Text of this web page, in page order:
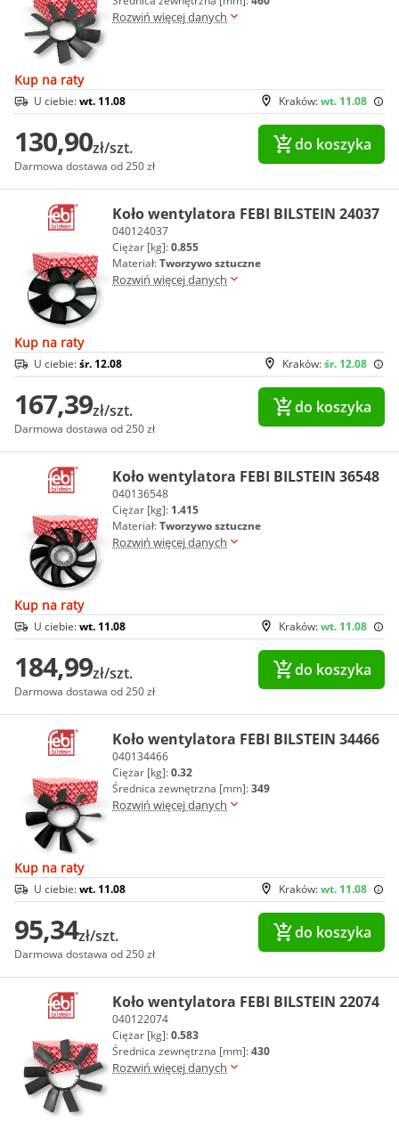
Rozwiń więcej danych
Kup na raty
Kraków:wt. 11.08
U ciebie:wt. 11.08
130,90zł/szt.
Darmowa dostawa od 250 zł
do koszyka
Koło wentylatora FEBI BILSTEIN 24037
040124037
Ciężar [kg]:0.855
Materiał:Tworzywo sztuczne
Rozwiń więcej danych
Kup na raty
Kraków:śr. 12.08
U ciebie:śr. 12.08
167,39zł/szt.
Darmowa dostawa od 250 zł
do koszyka
Koło wentylatora FEBI BILSTEIN 36548
040136548
Ciężar [kg]: 1.415
Materiał:Tworzywo sztuczne
Rozwiń więcej danych
Kup na raty
Kraków:wt. 11.08
U ciebie:wt. 11.08
184,99zł/szt.
Darmowa dostawa od 250 zł
do koszyka
Koło wentylatora FEBI BILSTEIN 34466
040134466
Ciężar [kg]:0.32
Średnica zewnętrzna [mm]:349
Rozwiń więcej danych
Kup na raty
Kraków:wt. 11.08
U ciebie:wt. 11.08
95,34zł/szt.
Darmowa dostawa od 250 zł
do koszyka
Koło wentylatora FEBI BILSTEIN 22074
040122074
Ciężar [kg]:0.583
Średnica zewnętrzna [mm]:430
Rozwiń więcej danych